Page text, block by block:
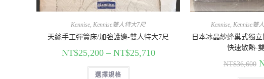
Kennise,Kennise雙人特大7尺
天絲手工彈簧床/加強護邊-雙人特大7尺
NT$25,200– NT$25,710
選擇規格
Kennise,Kennise雙
日本冰晶紗蜂巢式獨
快速散熱-
NT$36,600